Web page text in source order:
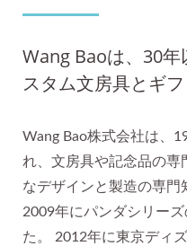
Wang Baoは、30
スタム文房具とギ
Wang Bao株式会社は、
れ、文房具や記念品の専
なデザインと製造の専門
2009年にパンダシリー
た。 2012年に東京ディ